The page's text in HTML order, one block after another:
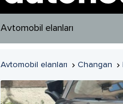
Avtomobil elanları
Avtomobil elanları  Changan 